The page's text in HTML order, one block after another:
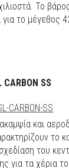
Το
το μέγεθος
CARBON SS
και
το
του
για τα χέρια